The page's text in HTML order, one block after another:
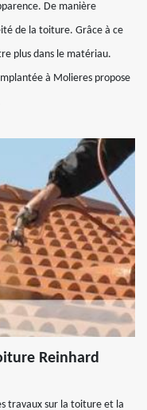
De manière
de la toiture. Grâce à ce
plus dans le matériau.
à Molieres propose
Reinhard
travaux sur la toiture et la